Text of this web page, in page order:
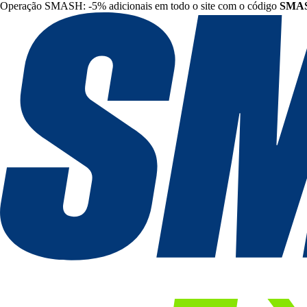
Operação SMASH: -5% adicionais em todo o site com o código